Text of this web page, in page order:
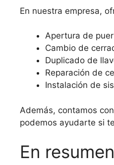
En nuestra empresa,
Apertura de
Cambio de
Duplicado de
Reparación de
Instalación de
Además, contamos
podemos ayudarte si
En resumen